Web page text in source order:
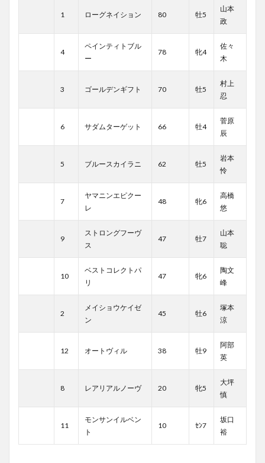
1 ローグネイション 80 牡5
山本
政
4
ペインティトブル
ー
78 牝4
佐々
木
3 ゴールデンギフト 70 牡5
村上
忍
6 サダムターゲット 66 牡4
菅原
辰
5 ブルースカイラニ 62 牡5
岩本
怜
7
ヤマニンエピクー
レ
48 牝6
高橋
悠
9
ストロングフーヴ
ス
47 牡7
山本
聡
10
ベストコレクトパ
リ
47 牝6
陶文
峰
2
メイショウケイゼ
ン
45 牡6
塚本
涼
12 オートヴィル 38 牡9
阿部
英
8 レアリアルノーヴ 20 牝5
大坪
慎
11
モンサンイルベン
ト
10 ｾﾝ7
坂口
裕